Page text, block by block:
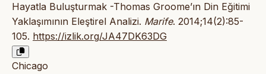
Hayatla Buluşturmak -Thomas Groome’ın Din Eğitimi
Yaklaşımının Eleştirel Analizi. Marife. 2014;14(2):85-
105. https://izlik.org/JA47DK63DG
Chicago